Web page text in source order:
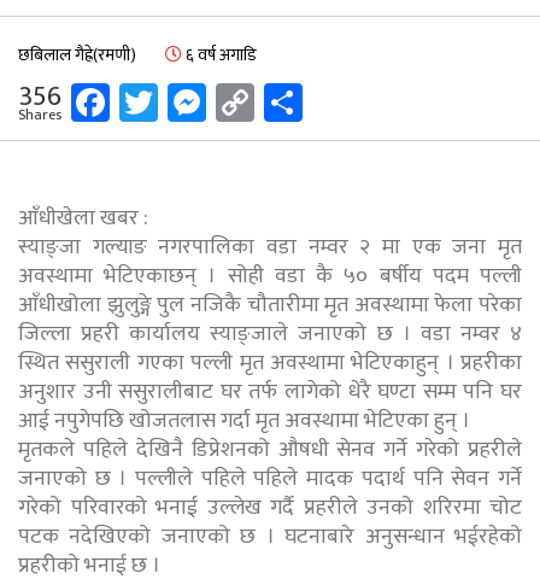
छबिलाल गैह्रे(रमणी) ६ वर्ष अगाडि
356
Shares Facebook
Twitter
Messenger
Copy
Link
आँधीखेला खबर :
स्याङ्जा गल्याङ नगरपालिका वडा नम्वर २ मा एक जना मृत
अवस्थामा भेटिएकाछन् । सोही वडा कै ५० बर्षीय पदम पल्ली
आँधीखोला झुलुङ्गे पुल नजिकै चौतारीमा मृत अवस्थामा फेला परेका
जिल्ला प्रहरी कार्यालय स्याङ्जाले जनाएको छ । वडा नम्वर ४
स्थित ससुराली गएका पल्ली मृत अवस्थामा भेटिएकाहुन् । प्रहरीका
अनुशार उनी ससुरालीबाट घर तर्फ लागेको धेरै घण्टा सम्म पनि घर
आई नपुगेपछि खोजतलास गर्दा मृत अवस्थामा भेटिएका हुन् ।
मृतकले पहिले देखिनै डिप्रेशनको औषधी सेनव गर्ने गरेको प्रहरीले
जनाएको छ । पल्लीले पहिले पहिले मादक पदार्थ पनि सेवन गर्ने
गरेको परिवारको भनाई उल्लेख गर्दै प्रहरीले उनको शरिरमा चोट
पटक नदेखिएको जनाएको छ । घटनाबारे अनुसन्धान भईरहेको
प्रहरीको भनाई छ ।